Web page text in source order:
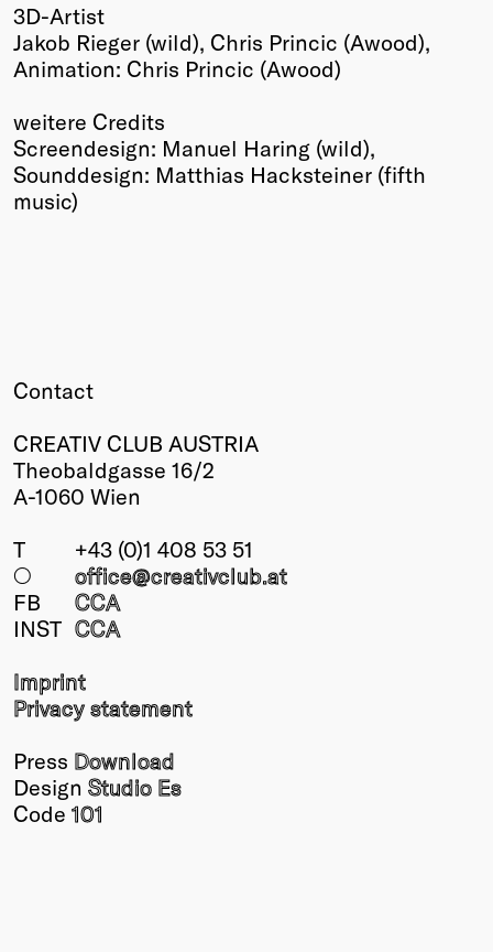
3D-Artist
Jakob Rieger (wild), Chris Princic (Awood),
Animation: Chris Princic (Awood)
weitere Credits
Screendesign: Manuel Haring (wild),
Sounddesign: Matthias Hacksteiner (fifth
music)
Contact
CREATIV CLUB AUSTRIA
Theobaldgasse 16/2
A-1060 Wien
T
+43 (0)1 408 53 51
○
office@creativclub.at
FB
CCA
INST CCA
Imprint
Privacy statement
Press Download
Design Studio Es
Code 101